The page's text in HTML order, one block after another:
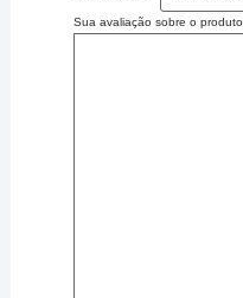
Sua avaliação sobre o produto